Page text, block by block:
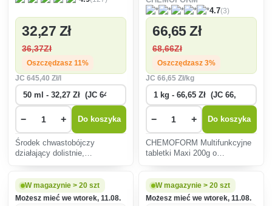
32,27 Zł
36,37Zł
Oszczędzasz 11%
JC645,40 Zł/l
− + Do koszyka
Środek chwastobójczy
działający dolistnie,
dwuliściennych, zwłaszcza
stokłosy i mniszka lekarskiego
4.7(3)
66,65 Zł
68,66Zł
Oszczędzasz 3%
JC 66,65 Zł/kg
− + Do koszyka
CHEMOFORM Multifunkcyjne
tabletki Maxi 200g o
komfortowego utrzymania
wody basenowej.
W magazynie > 20 szt
Możesz mieć we wtorek, 11.08.
W magazynie > 20 szt
Możesz mieć we wtorek, 11.08.